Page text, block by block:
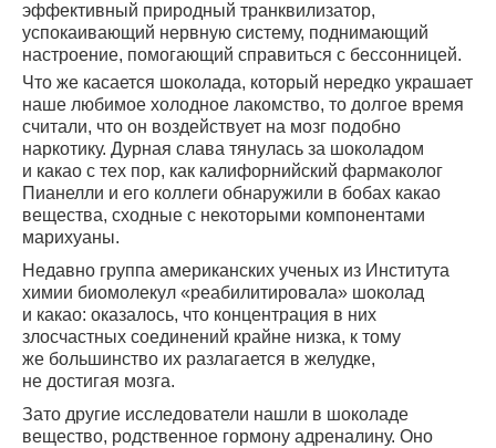
эффективный природный транквилизатор,
успокаивающий нервную систему, поднимающий
настроение, помогающий справиться с бессонницей.
Что же касается шоколада, который нередко украшает
наше любимое холодное лакомство, то долгое время
считали, что он воздействует на мозг подобно
наркотику. Дурная слава тянулась за шоколадом
и какао с тех пор, как калифорнийский фармаколог
Пианелли и его коллеги обнаружили в бобах какао
вещества, сходные с некоторыми компонентами
марихуаны.
Недавно группа американских ученых из Института
химии биомолекул «реабилитировала» шоколад
и какао: оказалось, что концентрация в них
злосчастных соединений крайне низка, к тому
же большинство их разлагается в желудке,
не достигая мозга.
Зато другие исследователи нашли в шоколаде
вещество, родственное гормону адреналину. Оно